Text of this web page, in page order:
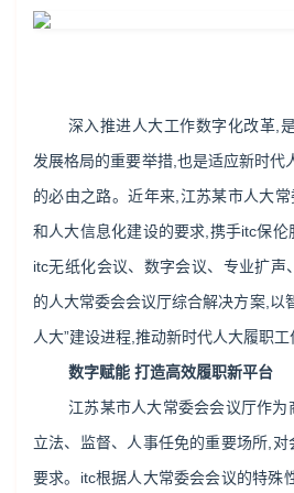
深入推进人大工作数字化改革,
发展格局的重要举措,也是适应新时代
的必由之路。近年来,江苏某市人大常
和人大信息化建设的要求,携手itc保
itc无纸化会议、数字会议、专业扩声
的人大常委会会议厅综合解决方案,以
人大”建设进程,推动新时代人大履职工
数字赋能 打造高效履职新平台
江苏某市人大常委会会议厅作为
立法、监督、人事任免的重要场所,
要求。itc根据人大常委会会议的特殊